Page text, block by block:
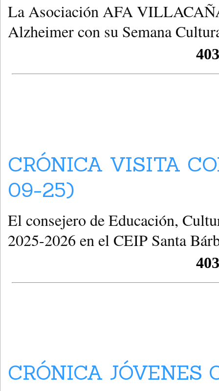
La Asociación AFA
Alzheimer con su Semana
CRÓNICA VISITA
09-25)
El consejero de Educación,
2025-2026 en el CEIP Santa
CRÓNICA